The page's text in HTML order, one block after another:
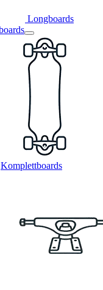
Longboards
Komplettboards